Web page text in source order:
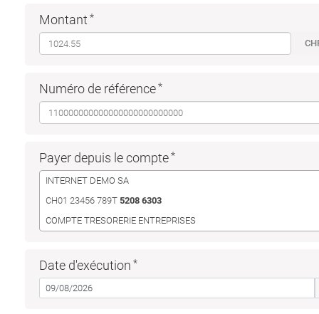
Montant
Numéro de référence
Payer depuis le compte
INTERNET DEMO SA
CH01 23456 789T 5208 6303
COMPTE TRESORERIE ENTREPRISES
Date d'exécution